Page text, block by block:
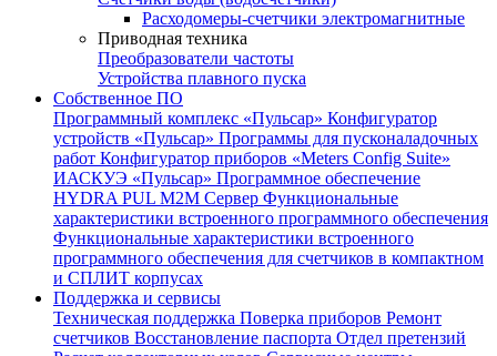
Расходомеры-счетчики электромагнитные
Приводная техника
Преобразователи частоты
Устройства плавного пуска
Собственное ПО
Программный комплекс «Пульсар» Конфигуратор
устройств «Пульсар» Программы для пусконаладочных
работ Конфигуратор приборов «Meters Config Suite»
ИАСКУЭ «Пульсар» Программное обеспечение
HYDRA PUL M2M Сервер Функциональные
характеристики встроенного программного обеспечения
Функциональные характеристики встроенного
программного обеспечения для счетчиков в компактном
и СПЛИТ корпусах
Поддержка и сервисы
Техническая поддержка Поверка приборов Ремонт
счетчиков Восстановление паспорта Отдел претензий